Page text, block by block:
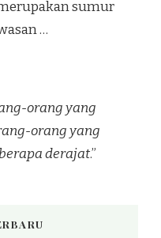
sumur
…
orang yang
orang yang
derajat.”